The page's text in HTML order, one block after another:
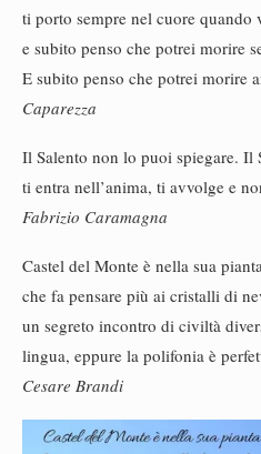
ti porto sempre nel cuore quando
e subito penso che potrei morire
E subito penso che potrei morire
Caparezza
Il Salento non lo puoi spiegare. Il
ti entra nell’anima, ti avvolge e
Fabrizio Caramagna
Castel del Monte è nella sua
che fa pensare più ai cristalli di
un segreto incontro di civiltà
lingua, eppure la polifonia è
Cesare Brandi